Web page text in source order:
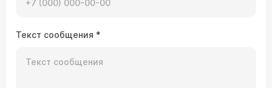
Текст сообщения *